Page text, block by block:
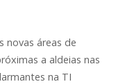
novas áreas de
a aldeias nas
na TI